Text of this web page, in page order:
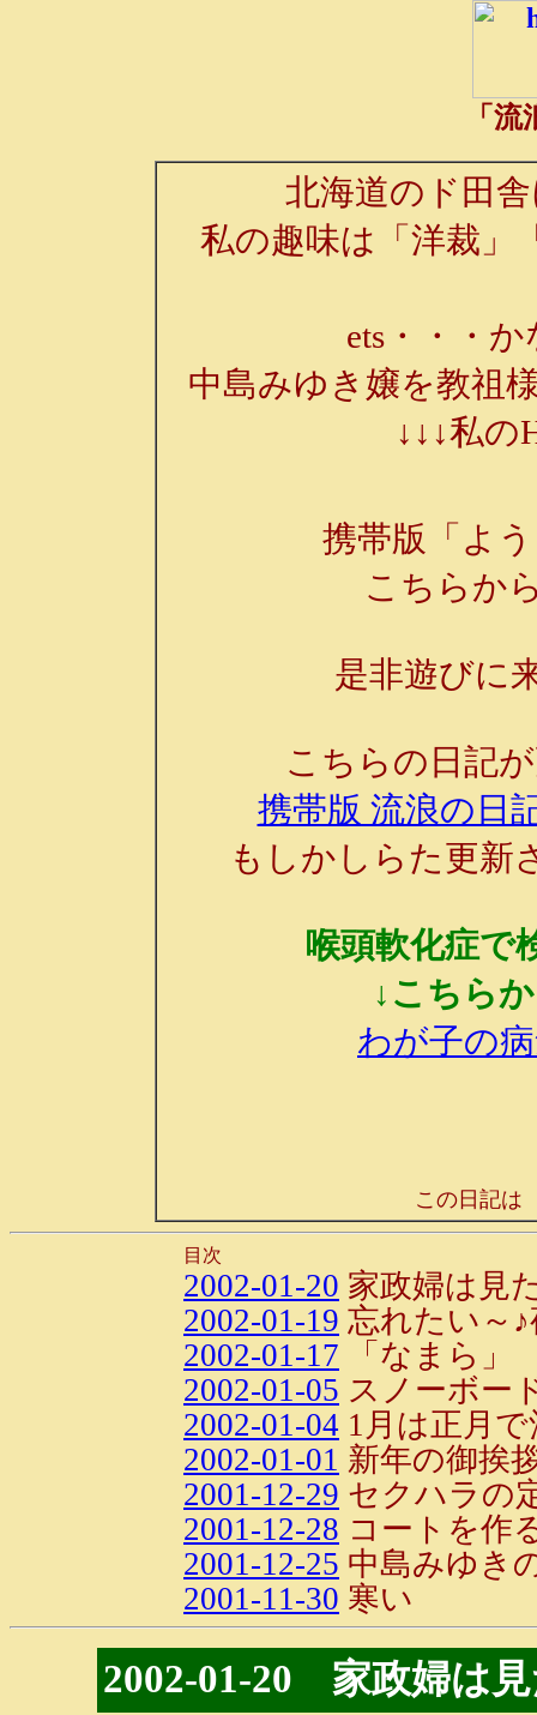
「
北海道のド田
私の趣味は「洋裁」
ets・・・
中島みゆき嬢を教祖
↓↓↓私の
携帯版「よ
こちらか
是非遊びに
こちらの日記
携帯版 流浪の日
もしかしらた更新
喉頭軟化症で
↓こちら
わが子の
この日記は
目次
2002-01-20 家政婦は見
2002-01-19 忘れたい～
2002-01-17 「なまら」
2002-01-05 スノーボー
2002-01-04 1月は正月
2002-01-01 新年の御挨
2001-12-29 セクハラの
2001-12-28 コートを作
2001-12-25 中島みゆき
2001-11-30 寒い
2002-01-20 家政婦は